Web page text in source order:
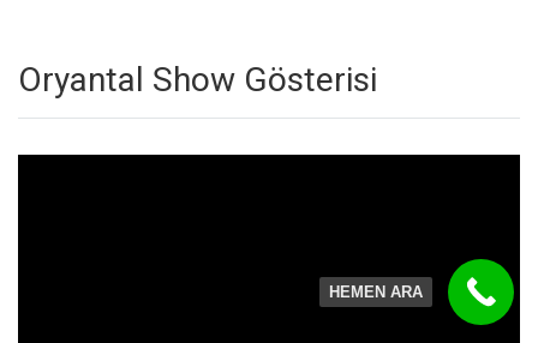
Oryantal Show Gösterisi
HEMEN ARA